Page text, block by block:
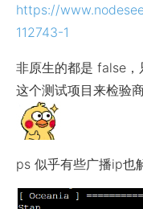
https://
112743-1
非原生的都是 false
这个测试项目来检验
ps 似乎有些广播ip也